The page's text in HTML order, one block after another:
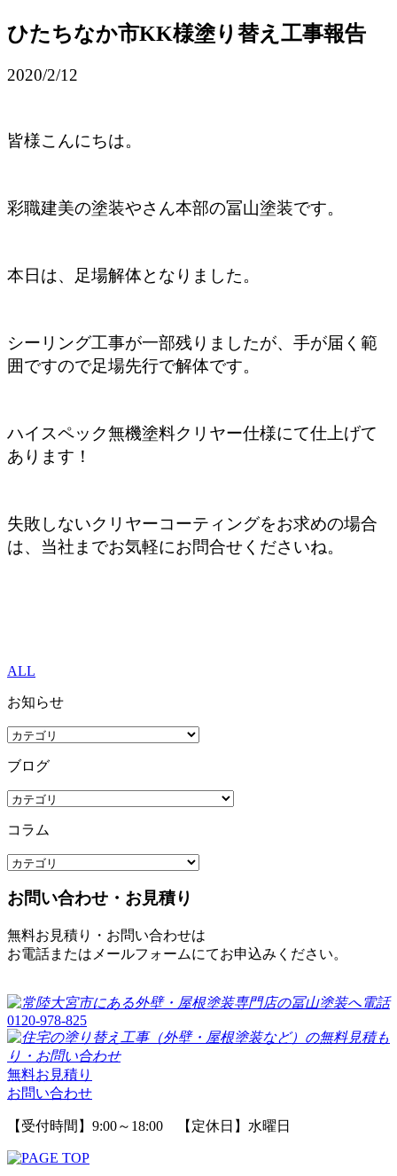
ひたちなか市KK様塗り替え工事報告
2020/2/12
皆様こんにちは。
彩職建美の塗装やさん本部の冨山塗装です。
本日は、足場解体となりました。
シーリング工事が一部残りましたが、手が届く範
囲ですので足場先行で解体です。
ハイスペック無機塗料クリヤー仕様にて仕上げて
あります！
失敗しないクリヤーコーティングをお求めの場合
は、当社までお気軽にお問合せくださいね。
ALL
お知らせ
ブログ
コラム
お問い合わせ・お見積り
無料お見積り・お問い合わせは
お電話またはメールフォームにてお申込みください。
0120-978-825
無料お見積り
お問い合わせ
【受付時間】9:00～18:00 【定休日】水曜日